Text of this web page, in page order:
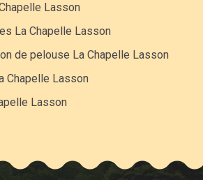
Lasson
La Chapelle Lasson
de pelouse La Chapelle Lasson
Chapelle Lasson
Lasson